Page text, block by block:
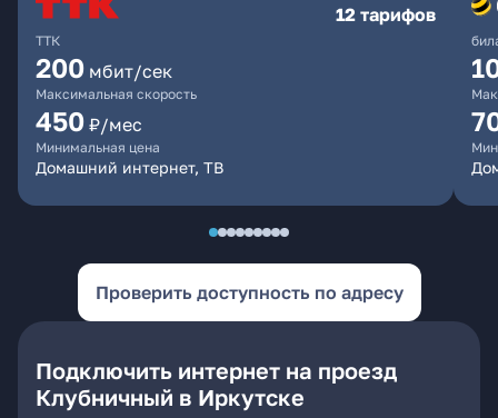
ТТК
12 тарифов
200 мбит/сек
Максимальная скорость
450 ₽/мес
Минимальная цена
Домашний интернет, ТВ
Проверить доступность по адресу
Подключить интернет на проезд
Клубничный в Иркутске